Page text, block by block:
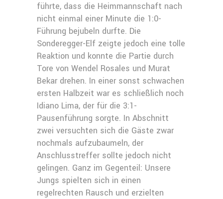
führte, dass die Heimmannschaft nach
nicht einmal einer Minute die 1:0-
Führung bejubeln durfte. Die
Sonderegger-Elf zeigte jedoch eine tolle
Reaktion und konnte die Partie durch
Tore von Wendel Rosales und Murat
Bekar drehen. In einer sonst schwachen
ersten Halbzeit war es schließlich noch
Idiano Lima, der für die 3:1-
Pausenführung sorgte. In Abschnitt
zwei versuchten sich die Gäste zwar
nochmals aufzubaumeln, der
Anschlusstreffer sollte jedoch nicht
gelingen. Ganz im Gegenteil: Unsere
Jungs spielten sich in einen
regelrechten Rausch und erzielten